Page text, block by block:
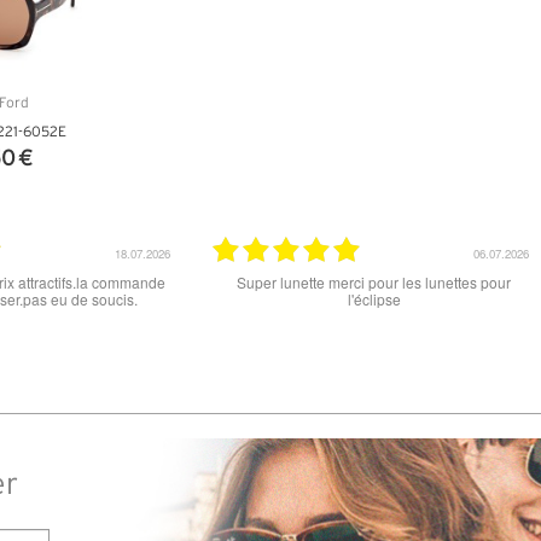
6052E
€
15.06.2026
, que ce soit le produit commandé
ou la livraison . merci
super les lunettes, très cool,